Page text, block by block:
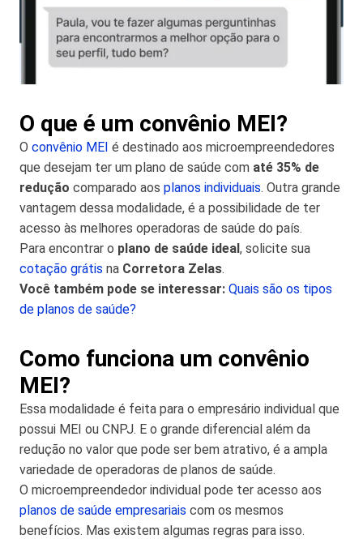
O que é um convênio MEI?
O convênio MEI é destinado aos microempreendedores
que desejam ter um plano de saúde com até 35% de
redução comparado aos planos individuais. Outra grande
vantagem dessa modalidade, é a possibilidade de ter
acesso às melhores operadoras de saúde do país.
Para encontrar o plano de saúde ideal, solicite sua
cotação grátis na Corretora Zelas.
Você também pode se interessar: Quais são os tipos
de planos de saúde?
Como funciona um convênio
MEI?
Essa modalidade é feita para o empresário individual que
possui MEI ou CNPJ. E o grande diferencial além da
redução no valor que pode ser bem atrativo, é a ampla
variedade de operadoras de planos de saúde.
O microempreendedor individual pode ter acesso aos
planos de saúde empresariais com os mesmos
benefícios. Mas existem algumas regras para isso.